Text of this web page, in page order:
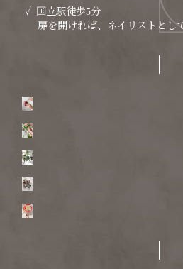
国立駅徒歩5分
扉を開ければ、ネイリストとし